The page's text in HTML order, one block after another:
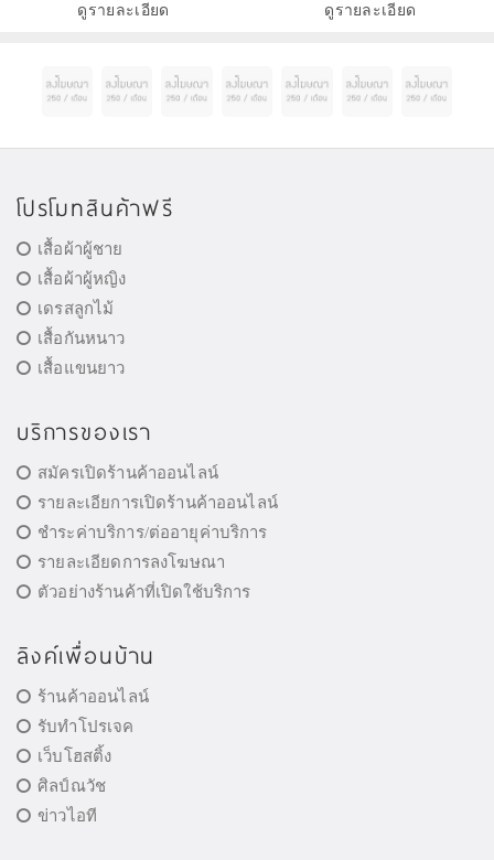
ดูรายละเอียด ดูรายละเอียด
โปรโมทสินค้าฟรี
เสื้อผ้าผู้ชาย
เสื้อผ้าผู้หญิง
เดรสลูกไม้
เสื้อกันหนาว
เสื้อแขนยาว
บริการของเรา
สมัครเปิดร้านค้าออนไลน์
รายละเอียการเปิดร้านค้าออนไลน์
ชำระค่าบริการ/ต่ออายุค่าบริการ
รายละเอียดการลงโฆษณา
ตัวอย่างร้านค้าที่เปิดใช้บริการ
ลิงค์เพื่อนบ้าน
ร้านค้าออนไลน์
รับทำโปรเจค
เว็บโฮสติ้ง
ศิลป์ณวัช
ข่าวไอที